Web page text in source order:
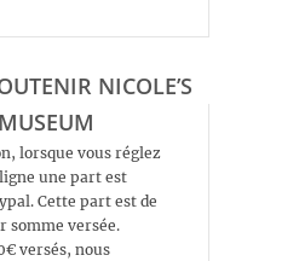
NICOLE’S
MUSEUM
lorsque vous réglez
une part est
Cette part est de
somme versée.
versés, nous